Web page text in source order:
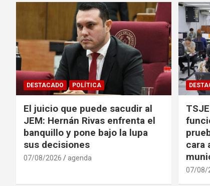
DESTACADO POLÍTICA
El juicio que puede sacudir al
JEM: Hernán Rivas enfrenta el
banquillo y pone bajo la lupa
sus decisiones
07/08/2026 agenda
cara
07/08/